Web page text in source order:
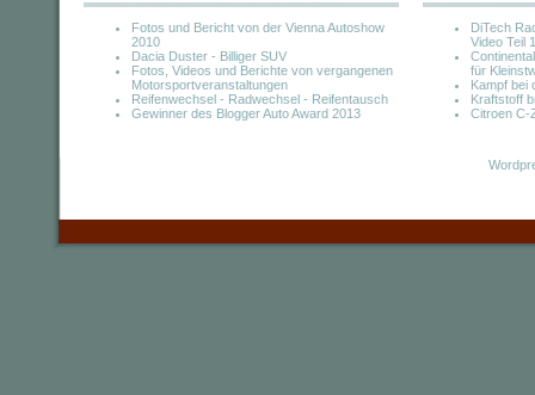
Fotos und Bericht von der Vienna Autoshow
2010
Dacia Duster - Billiger SUV
Fotos, Videos und Berichte von vergangenen
Motorsportveranstaltungen
Reifenwechsel - Radwechsel - Reifentausch
Gewinner des Blogger Auto Award 2013
DiTech
Video Teil 1
für
Kampf bei
Kraftstoff
Citroen C-